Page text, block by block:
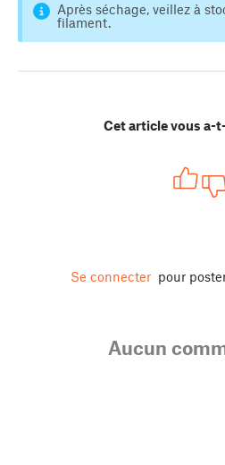
Après séchage, veillez à
filament.
Cet article vous a-
Se connecter pour
Aucun